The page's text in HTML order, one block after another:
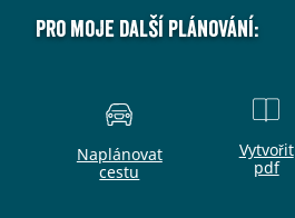
Pro moje další plánování:
Naplánovat
cestu
Vytvořit
pdf